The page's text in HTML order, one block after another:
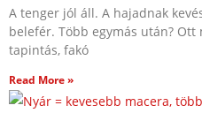
A tenger jól áll. A hajadnak
belefér. Több egymás után? Ott
tapintás, fakó
Read More »